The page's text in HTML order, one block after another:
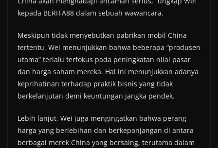
kepada BERITA88 dalam sebuah wawancara.
Meskipun tidak menyebutkan pabrikan mobil China
tertentu, Wei menunjukkan bahwa beberapa “produsen
utama” terlalu terfokus pada peningkatan nilai pasar
dan harga saham mereka. Hal ini menunjukkan adanya
keprihatinan terhadap praktik bisnis yang tidak
berkelanjutan demi keuntungan jangka pendek.
Lebih lanjut, Wei juga mengingatkan bahwa perang
harga yang berlebihan dan berkepanjangan di antara
berbagai merek China yang bersaing, terutama dalam